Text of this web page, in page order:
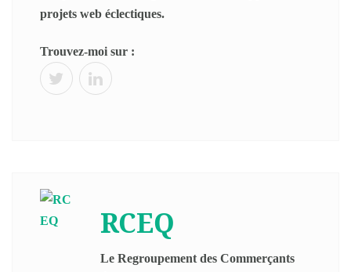
projets web éclectiques.
Trouvez-moi sur :
RCEQ
Le Regroupement des Commerçants